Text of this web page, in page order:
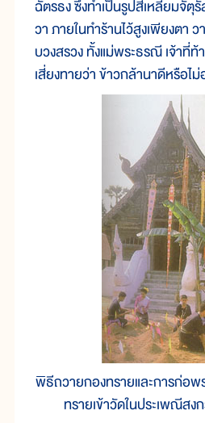
ฉัตรธง ซึ่งทำเป็นรูปสี่เหลี่ยมจัตุ
วา ภายในทำร้านไว้สูงเพียงตา ว
บวงสรวง ทั้งแม่พระธรณี เจ้าที่
เสี่ยงทายว่า ข้าวกล้านาดีหรือไม่
พิธีถวายกองทรายและการก่อพ
ทรายเข้าวัดในประเพณีสง